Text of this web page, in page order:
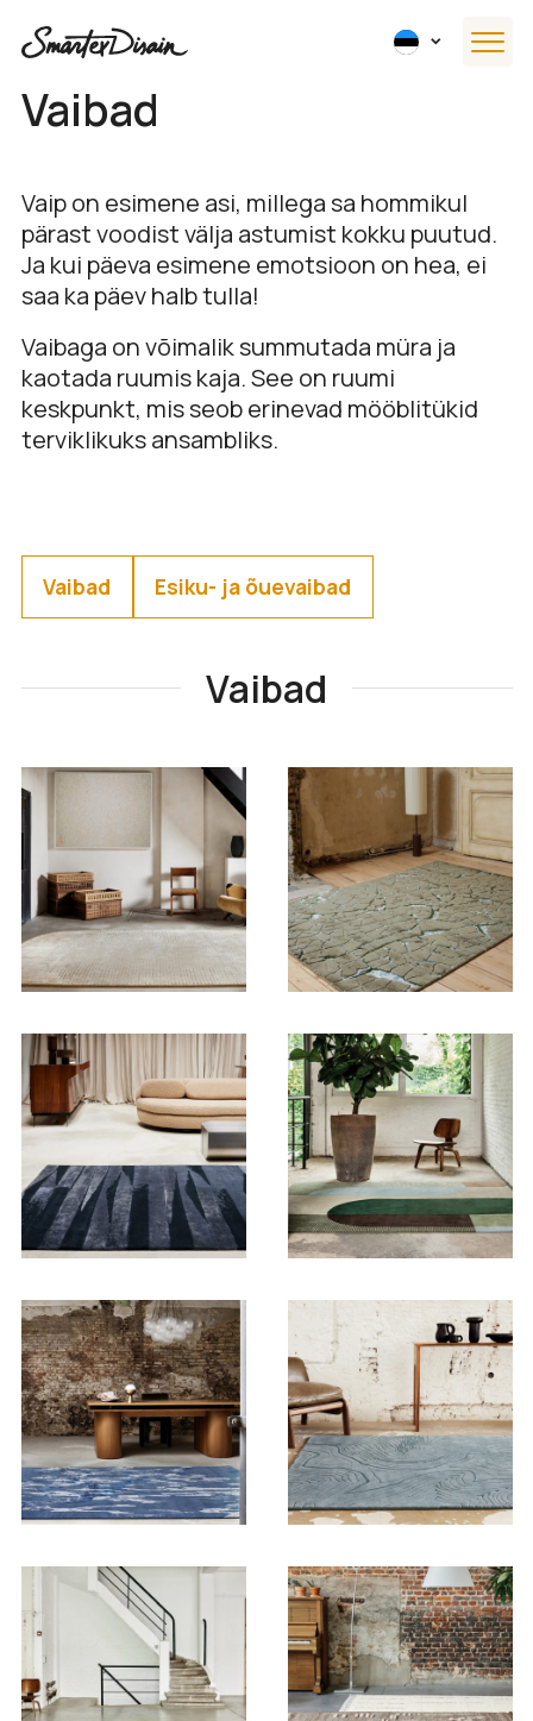
Vaibad
Vaip on esimene asi, millega sa hommikul
pärast voodist välja astumist kokku puutud.
Ja kui päeva esimene emotsioon on hea, ei
saa ka päev halb tulla!
Vaibaga on võimalik summutada müra ja
kaotada ruumis kaja. See on ruumi
keskpunkt, mis seob erinevad mööblitükid
terviklikuks ansambliks.
Vaibad Esiku- ja õuevaibad
Vaibad